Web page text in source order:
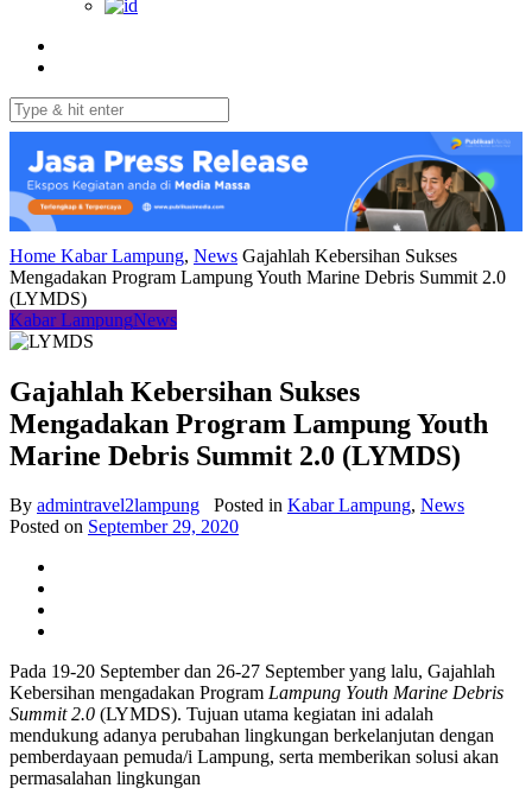
Home Kabar Lampung, News Gajahlah Kebersihan Sukses
Mengadakan Program Lampung Youth Marine Debris Summit 2.0
(LYMDS)
Kabar LampungNews
Gajahlah Kebersihan Sukses
Mengadakan Program Lampung Youth
Marine Debris Summit 2.0 (LYMDS)
By admintravel2lampung Posted in Kabar Lampung, News
Posted on September 29, 2020
Pada 19-20 September dan 26-27 September yang lalu, Gajahlah
Kebersihan mengadakan Program Lampung Youth Marine Debris
Summit 2.0 (LYMDS). Tujuan utama kegiatan ini adalah
mendukung adanya perubahan lingkungan berkelanjutan dengan
pemberdayaan pemuda/i Lampung, serta memberikan solusi akan
permasalahan lingkungan